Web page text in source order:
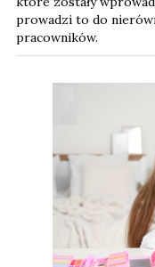
prowadzi to do
pracowników.